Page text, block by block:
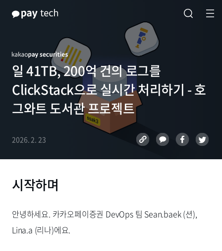
일 41TB, 200억 건의 로그를
ClickStack으로 실시간 처리하기 - 호
그와트 도서관 프로젝트
2026. 2. 23
시작하며
안녕하세요. 카카오페이증권 DevOps 팀 Sean.baek (션),
Lina.a (리나)에요.